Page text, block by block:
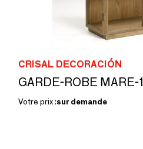
CRISAL DECORACIÓN
GARDE-ROBE MARE-1
Votre prix :sur demande